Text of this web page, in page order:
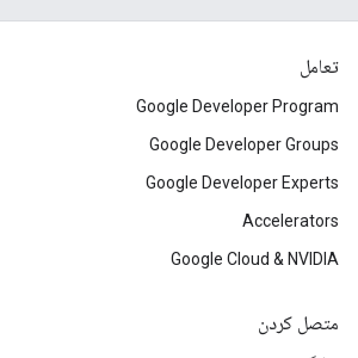
تعامل
Google Developer Program
Google Developer Groups
Google Developer Experts
Accelerators
Google Cloud & NVIDIA
متصل کردن